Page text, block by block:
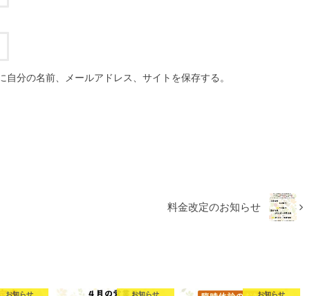
分の名前、メールアドレス、サイトを保存する。
料金改定のお知らせ
お知らせ お知らせ お知らせ